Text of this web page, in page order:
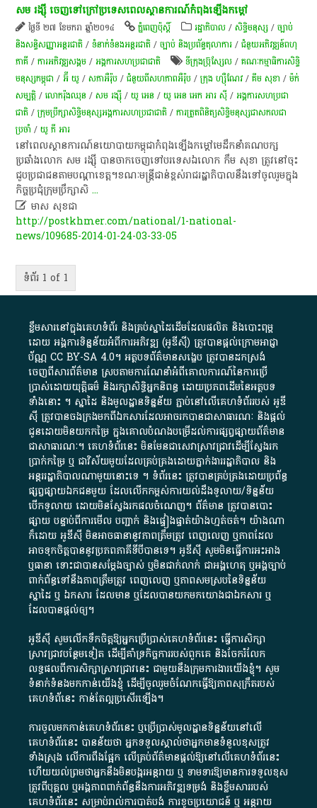
សម​ រ​ង្ស៊ី​ ចេញ​ទៅ​ក្រៅប្រទេស​ពេល​ស្ថានការណ៍​កំពុង​ឡើងក​ម្តៅ​
ថ្ងៃទី ២៧ ខែមករា ឆ្នាំ២០១៤ ភ្នំពេញប៉ុស្តិ៍ រដ្ឋាភិបាល /សិទ្ធិមនុស្ស /ច្បាប់
និងសន្ធិសញ្ញាអន្តរជាតិ /ទំនាក់ទំនងអន្តរជាតិ /ច្បាប់ និងប្រព័ន្ធតុលាការ /ជំនួយអភិវឌ្ឍន៍ពហុ
ភាគី /ការ​អភិវឌ្ឍ​សង្គម /អង្គការសហប្រជាជាតិ ទីក្រុង​ប៊្រុស្សែល/គណៈកម្មាធិការសិទ្ធិ
មនុស្សកម្ពុជា /អ៊ី យូ /សភាអឺរ៉ុប /ជំនួយពីសហភាពអឺរ៉ុប /ក្រុង ហ្ស៊ឺណែវ /គឹម សុខា /ម៉ក់
សម្បតិ្ត /លោករ៉ុងឈុន /សម រង្ស៊ី /យូ អេន /យូ អេន អេក អារ ស៊ី /អង្គការសហប្រជា
ជាតិ /ក្រុម​ប្រឹក្សា​សិទ្ធិ​មនុស្ស​អង្គការ​សហ​ប្រជាជាតិ/ការ​ត្រួត​ពិនិត្យ​សិទ្ធិ​មនុស្ស​ជា​សកល​ជា​
ប្រចាំ /យូ ភី អារ
​នៅ​ពេល​ស្ថានការណ៍​នយោបាយ​កម្ពុជា​កំពុង​ឡើងក​ម្តៅ​មេដឹកនាំ​គណបក្ស​
ប្រឆាំង​លោក​ សម​ រ​ង្ស៊ី​ បាន​ចាកចេញ​ទៅ​បរទេស​ឯ​លោក​ កឹ​ម​ សុខា​ ត្រូវ​នៅ​ចុះ​
ជួប​ប្រជាជន​តាម​បណ្តា​ខេត្ត​។​ ​ខណៈ​មន្ត្រីជាន់ខ្ពស់​រាជរដ្ឋាភិបាល​នឹង​ទៅ​ចូលរួម​ក្នុង​
កិច្ចប្រជុំ​ក្រុមប្រឹក្សា​សិ...
 មាស សុខជា
http://postkhmer.com/national/1-national-
news/109685-2014-01-24-03-33-05
ទំព័រ 1 of 1
ខ្លឹមសារ​នៅ​ក្នុង​គេហទំព័រ និង​គ្រប់​ស្នា​ដៃ​ដើម​ដែល​ផលិត​ និង​បោះពុម្ព​
ដោយ​ អង្គការ​ទិន្នន័យ​អំពី​ការអភិវឌ្ឍ​​ (អូ​ឌី​ស៊ី)​ ត្រូវ​បាន​ផ្តល់​ក្រោម​អាជ្ញា
ប័ណ្ណ​CC BY-SA 4.0។​ អត្ថបទ​ព័ត៌មាន​សង្ខេប​ ត្រូវ​បាន​ដកស្រង់​
ចេញពី​សារព័ត៌មាន ស្របតាមការ​ណែនាំ​អំពី​គោលការណ៍​នៃ​ការ​ប្រើ
ប្រាស់​ដោយ​យុត្តិធម៌​ និង​រក្សាសិទ្ធិអ្នកនិពន្ធ ដោយ​ប្រភពដើម​នៃ​​អត្ថបទ
ទាំង​នោះ​ ។​ ស្នាដៃ​ និង​មូលដ្ឋាន​ទិន្នន័យ ​ភ្ជាប់​នៅ​លើ​គេហទំព័រ​របស់​ អូ​ឌី​
ស៊ី​ ត្រូវ​បាន​ចងក្រង​មក​ពី​ឯកសារ​ដែល​អាច​រក​បានជា​សាធារណៈ​ និង​ផ្តល់​
ជូន​ដោយ​មិន​យក​កម្រៃ​ ក្នុង​គោលបំណង​បម្រើ​ដល់ការ​ផ្សព្វផ្សាយ​ព័ត៌មាន​
ជា​សាធារណៈ​។​ គេហទំព័រ​នេះ​ មិនមែន​ជា​សេវា​ស្រាវជ្រាវ​ដើម្បី​ស្វែងរក
ប្រាក់​កម្រៃ​ ឬ​ ជា​វិស័យ​មួយ​ដែល​គ្រប់គ្រង​ដោយ​ភ្នាក់ងារ​រដ្ឋាភិបាល​ និង ​
អន្តររដ្ឋាភិបាល​ណាមួយ​នោះ​ទេ ​។​ ទំព័រ​នេះ​ ត្រូវ​បាន​គ្រប់គ្រង​ដោយ​ប្រព័ន្ធ​
ផ្សព្វផ្សាយ​ឯកជន​មួយ​ ដែល​លើកកម្ពស់​ការ​យល់​ដឹង​ទូលាយ​/​ទិន្នន័យ​
បើក​ទូលាយ​ ដោយ​មិនស្វែង​រក​ផល​ចំណេញ​។​ ព័ត៌មាន​ ត្រូវ​បាន​បោះ
ផ្សាយ​ បន្ទាប់​ពី​ការ​មើល​ បញ្ជាក់​ និង​ផ្ទៀងផ្ទាត់​យ៉ាង​ហ្មត់ចត់​។​ យ៉ាងណា​
ក៏​ដោយ​ អូ​ឌី​ស៊ី​ មិន​អាច​ធានា​នូវ​ភាព​ត្រឹមត្រូវ​ ពេញលេញ​ ឬ​ភាព​ដែល​
អាច​ទុកចិត្ត​បាននូវ​ប្រភព​ភាគី​ទី​បី​បាន​ទេ​។​ អូ​ឌី​ស៊ី​ សូម​មិន​ធ្វើការ​អះអាង​
ឬ​ធានា​ ទោះជា​បាន​សម្តែង​ច្បាស់​ ឬ​មិន​ជាក់លាក់​ ជា​អង្គហេតុ​ ឬ​អង្គច្បាប់​
ពាក់ព័ន្ធ​ទៅ​នឹង​ភាព​ត្រឹមត្រូវ​ ពេញលេញ​ ឬ​ភាព​សម​ស្រប​នៃ​ទិន្នន័យ​
ស្នាដៃ​ ឬ​ ឯកសារ​ ដែល​មាន​ ឬ​ដែល​បាន​យក​មក​យោង​ជា​ឯកសារ​ ឬ​
ដែល​បាន​ផ្តល់​ឲ្យ​។
អូឌីស៊ី សូមលើកទឹកចិត្តឱ្យអ្នកប្រើប្រាស់គេហទំព័រនេះ ធ្វើការសិក្សា
ស្រាវជ្រាវបន្ថែមទៀត ដើម្បីគាំទ្រកិច្ចការ​របស់ពួកគេ និងចែករំលែក
លទ្ធផលពីការសិក្សាស្រាវជ្រាវនេះ ជាមួយនឹងក្រុមការងារយើងខ្ញុំ។ សូម
ទំនាក់ទំនងមកកាន់យើងខ្ញុំ ដើម្បីចូលរួមចំណែកធ្វើឱ្យភាពសុក្រឹតរបស់
គេហទំព័នេះ កាន់តែល្អប្រសើរឡើង។
ការចូលមកកាន់គេហទំព័រនេះ ឬប្រើប្រាស់មូលដ្ឋានទិន្នន័យនៅលើ
គេហទំព័រនេះ បានន័យថា អ្នកទទួលស្គាល់ថាអ្នកមានទំនួលខុសត្រូវ
ទាំងស្រុង លើការពឹងផ្អែក លើគ្រប់ព័ត៌មានផ្តល់ឱ្យនៅលើគេហទំព័រនេះ
ហើយយល់ព្រមថាអ្នកនឹងមិនបង្ករអន្តរាយ ឬ ទាមទារ​ឱ្យមានការទទួលខុស​
ត្រូវពីបុគ្គល ឬអង្គភាពពាក់ព័ន្ធនឹងការអភិវឌ្ឍទម្រង់ និងខ្លឹមសាររបស់
គេហទំព័រនេះ សម្រាប់រាល់ការបាត់បង់ ការខូចប្រយោជន៍ ឬ អន្តរាយ